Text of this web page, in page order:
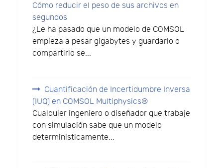
Cómo reducir el peso de sus archivos en
segundos
¿Le ha pasado que un modelo de COMSOL
empieza a pesar gigabytes y guardarlo o
compartirlo se...
Cuantificación de Incertidumbre Inversa
(IUQ) en COMSOL Multiphysics®
Cualquier ingeniero o diseñador que trabaje
con simulación sabe que un modelo
deterministicamente...